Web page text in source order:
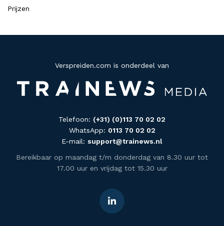
Prijzen
Verspreiden.com is onderdeel van
Telefoon: (+31) (0)113 70 02 02
WhatsApp: 0113 70 02 02
E-mail: support@trainews.nl
Bereikbaar op maandag t/m donderdag van 8.30 uur tot
17.00 uur en vrijdag tot 15.30 uur